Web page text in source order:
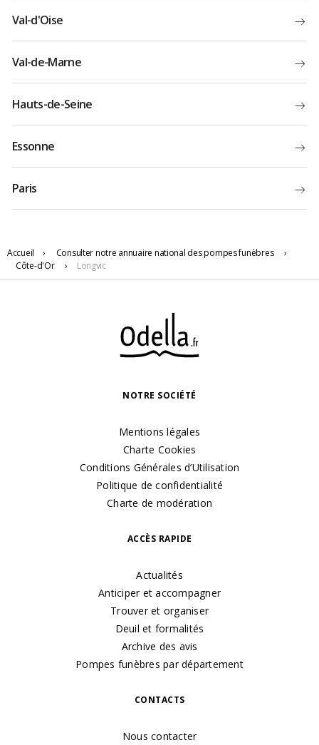
Val-d'Oise
Val-de-Marne
Hauts-de-Seine
Essonne
Paris
Accueil › Consulter notre annuaire national des pompes funèbres
›
Côte-d'Or
› Longvic
NOTRE SOCIÉTÉ
Mentions légales
Charte Cookies
Conditions Générales d’Utilisation
Politique de confidentialité
Charte de modération
ACCÈS RAPIDE
Actualités
Anticiper et accompagner
Trouver et organiser
Deuil et formalités
Archive des avis
Pompes funèbres par département
CONTACTS
Nous contacter